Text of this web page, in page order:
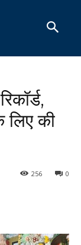
लिए की
0
256